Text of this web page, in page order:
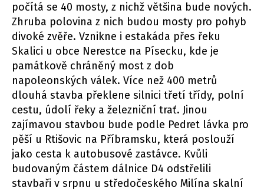
počítá se 40 mosty, z nichž většina bude nových.
Zhruba polovina z nich budou mosty pro pohyb
divoké zvěře. Vznikne i estakáda přes řeku
Skalici u obce Nerestce na Písecku, kde je
památkově chráněný most z dob
napoleonských válek. Více než 400 metrů
dlouhá stavba překlene silnici třetí třídy, polní
cestu, údolí řeky a železniční trať. Jinou
zajímavou stavbou bude podle Pedret lávka pro
pěší u Rtišovic na Příbramsku, která poslouží
jako cesta k autobusové zastávce. Kvůli
budovaným částem dálnice D4 odstřelili
stavbaři v srpnu u středočeského Milína skalní